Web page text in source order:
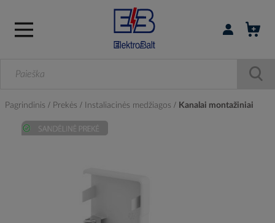
Prisijungti /
Pagrindinis Prekės Instaliacinės medžiagos Kanalai montažiniai